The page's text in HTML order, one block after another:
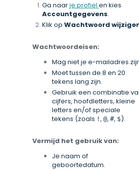
Ga naarje profiel en kies
Accountgegevens.
Klik op Wachtwoord
Wachtwoordeisen:
Mag niet je e-mailadres
Moet tussen de 8 en 20
tekens lang zijn.
Gebruik een combinatie
cijfers, hoofdletters, kleine
letters en/of speciale
tekens (zoals ! , @, #, $).
Vermijd het gebruik van:
Je naam of
geboortedatum.